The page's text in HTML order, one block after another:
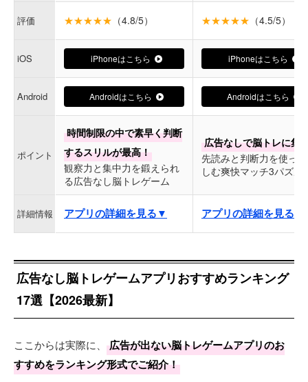
評価 ★★★★★ （4.8/5） ★★★★★ （4.5/5）
iOS iPhoneはこちら iPhoneはこちら
Android Androidはこちら Androidはこちら
ポイント
時間制限の中で素早く判断
するスリルが最高！
観察力と集中力を鍛えられ
る広告なし脳トレゲーム
広告なしで脳トレに集
先読みと判断力を使っ
しむ爽快マッチ3パズル
詳細情報 アプリの詳細を見る▼ アプリの詳細を見る▼
広告なし脳トレゲームアプリおすすめランキング
17選【2026最新】
ここからは実際に、
広告が出ない脳トレゲームアプリのお
すすめをランキング形式でご紹介！